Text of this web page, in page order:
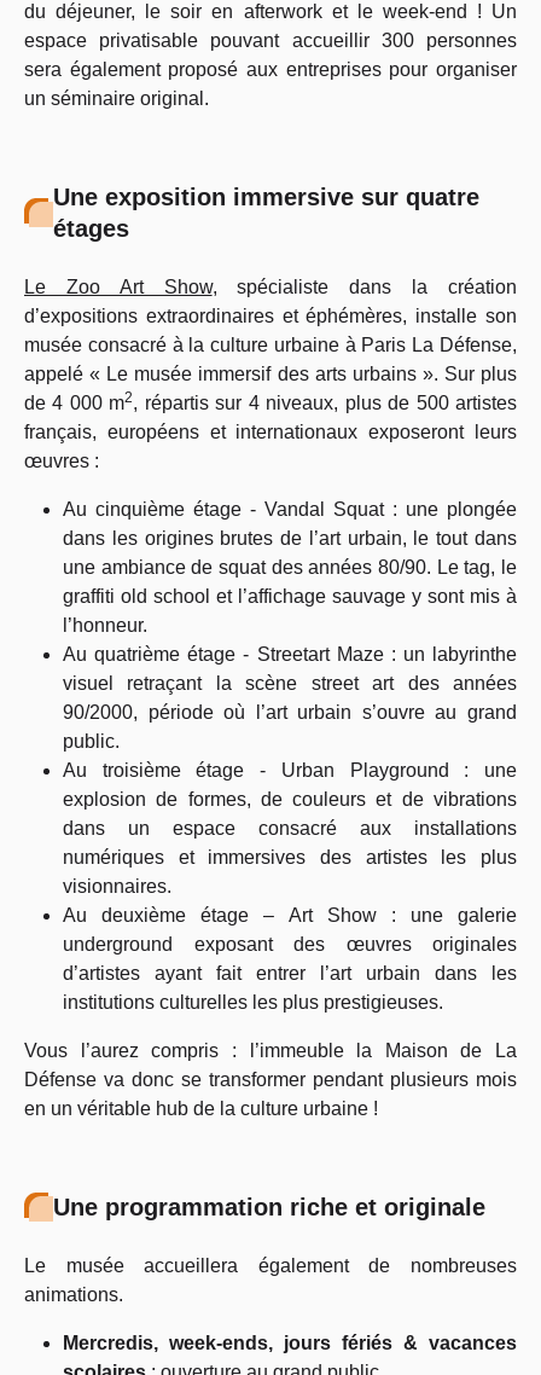
du déjeuner, le soir en afterwork et le week-end ! Un
espace privatisable pouvant accueillir 300 personnes
sera également proposé aux entreprises pour organiser
un séminaire original.
Une exposition immersive sur quatre
étages
Le Zoo Art Show, spécialiste dans la création
d’expositions extraordinaires et éphémères, installe son
musée consacré à la culture urbaine à Paris La Défense,
appelé « Le musée immersif des arts urbains ». Sur plus
de 4 000 m2, répartis sur 4 niveaux, plus de 500 artistes
français, européens et internationaux exposeront leurs
œuvres :
Au cinquième étage - Vandal Squat : une plongée
dans les origines brutes de l’art urbain, le tout dans
une ambiance de squat des années 80/90. Le tag, le
graffiti old school et l’affichage sauvage y sont mis à
l’honneur.
Au quatrième étage - Streetart Maze : un labyrinthe
visuel retraçant la scène street art des années
90/2000, période où l’art urbain s’ouvre au grand
public.
Au troisième étage - Urban Playground : une
explosion de formes, de couleurs et de vibrations
dans un espace consacré aux installations
numériques et immersives des artistes les plus
visionnaires.
Au deuxième étage – Art Show : une galerie
underground exposant des œuvres originales
d’artistes ayant fait entrer l’art urbain dans les
institutions culturelles les plus prestigieuses.
Vous l’aurez compris : l’immeuble la Maison de La
Défense va donc se transformer pendant plusieurs mois
en un véritable hub de la culture urbaine !
Une programmation riche et originale
Le musée accueillera également de nombreuses
animations.
Mercredis, week-ends, jours fériés & vacances